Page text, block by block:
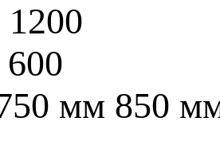
1200
600
мм 850